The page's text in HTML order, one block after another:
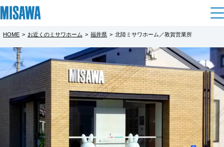
住まい
建てる [注文住宅]
商品ラインアップ
デザイン
土地活用
個人のお客さま
賃貸住宅
リフォーム
戸建て・マンション
まちづくり
HOME > お近くのミサワホーム > 福井県 > 北陸ミサワホーム／敦賀営業所
都道府県を選択
北海道
北海道